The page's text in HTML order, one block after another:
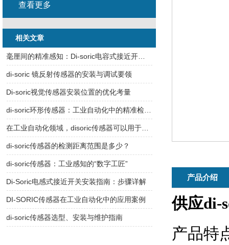
产品介绍
供应di-
产品特
查看更多
相关文章
di-soric 镜反射传感器的安装与调试要领
Di-soric视觉传感器安装位置的优化考量
di-soric传感器的检测距离范围是多少？
di-soric传感器：工业感知的“数字工匠”
Di-Soric电感式接近开关安装指南：步骤详解
DI-SORIC传感器在工业自动化中的应用案例
di-soric传感器选型、安装与维护指南